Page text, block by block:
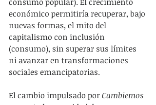
económico permitiría recuperar, bajo
nuevas formas, el mito del
capitalismo con inclusión
(consumo), sin superar sus límites
ni avanzar en transformaciones
sociales emancipatorias.
El cambio impulsado por Cambiemos